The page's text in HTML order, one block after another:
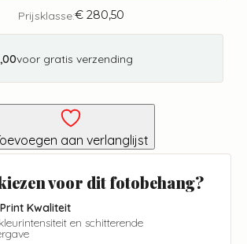
Prijsklasse:€280,50
voor gratis verzending
aan verlanglijst
voor dit fotobehang?
Kwaliteit
en schitterende